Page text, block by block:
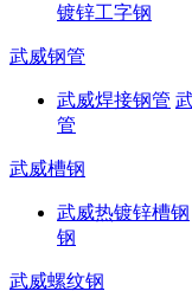
镀锌工字钢
武威钢管
武威焊接钢管
管
武威槽钢
武威热镀锌槽钢
钢
武威螺纹钢